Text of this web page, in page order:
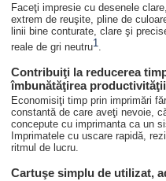
Faceţi impresie cu desenele
extrem de reuşite, pline de
linii bine conturate, clare şi
reale de gri neutru1.
Contribuiţi la reducerea
îmbunătăţirea productivităţii
Economisiţi timp prin imprimări
constantă de care aveţi nevoie,
concepute cu imprimanta ca un
Imprimatele cu uscare rapidă,
ritmul de lucru.
Cartuşe simplu de utilizat,